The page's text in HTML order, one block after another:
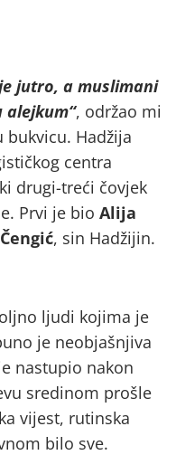
jutro, a muslimani
alejkum“, održao mi
Hadžija
centra
drugi-treći čovjek
Prvi je bio Alija
, sin Hadžijin.
ljudi kojima je
je neobjašnjiva
nastupio nakon
sredinom prošle
vijest, rutinska
bilo sve.